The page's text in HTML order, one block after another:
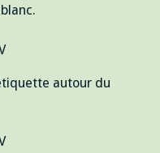
autour du